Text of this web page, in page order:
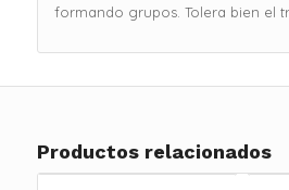
formando grupos. Tolera bien el
Productos relacionados